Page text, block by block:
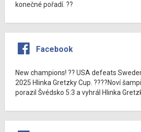
konečné pořadí. ??
Facebook
New champions! ?? USA defeats
2025 Hlinka Gretzky Cup. ????Noví
porazil Švédsko 5:3 a vyhrál Hlinka